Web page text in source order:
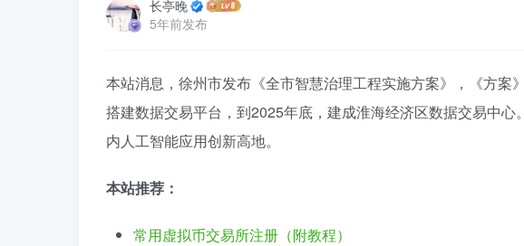
长亭晚
5年前发布
本站消息，徐州市发布《全市智慧治理工程实施方案》，《方案
搭建数据交易平台，到2025年底，建成淮海经济区数据交易中
内人工智能应用创新高地。
本站推荐：
常用虚拟币交易所注册（附教程）